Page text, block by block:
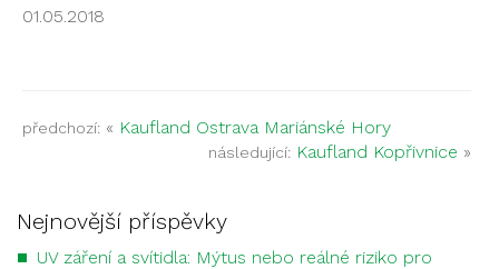
01.05.2018
předchozí: « Kaufland Ostrava Mariánské Hory
následující: Kaufland Kopřivnice »
Nejnovější příspěvky
UV záření a svítidla: Mýtus nebo reálné riziko pro